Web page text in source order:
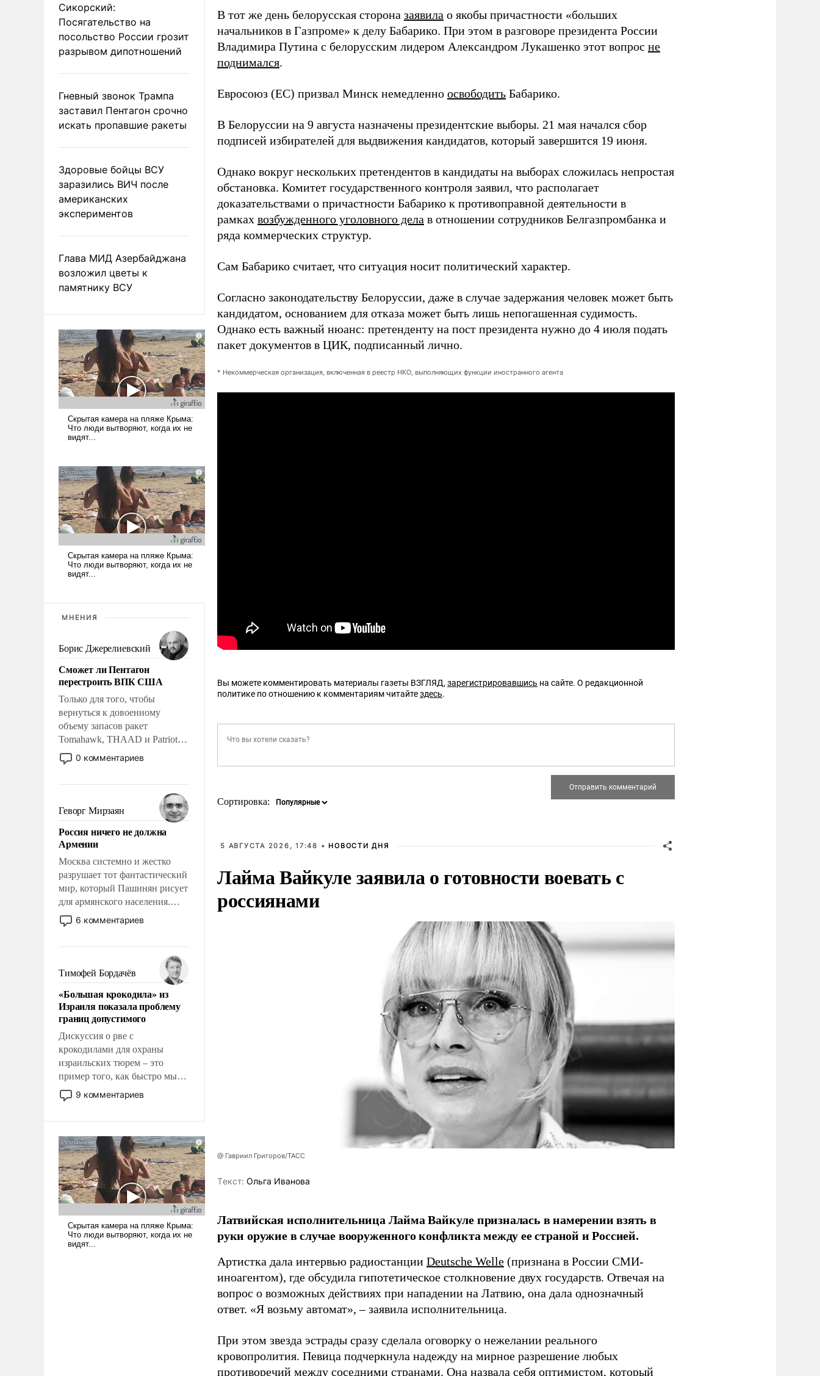
Сикорский:
Посягательство на
посольство России грозит
разрывом дипотношений
Гневный звонок Трампа
заставил Пентагон срочно
искать пропавшие ракеты
Здоровые бойцы ВСУ
заразились ВИЧ после
американских
экспериментов
Глава МИД Азербайджана
возложил цветы к
памятнику ВСУ
МНЕНИЯ
Борис Джерелиевский
Сможет ли Пентагон
перестроить ВПК США
Только для того, чтобы
вернуться к довоенному
объему запасов ракет
Tomahawk, THAAD и Patriot
США потребуется более трех
лет. Даже небольшая война с
Сложившаяся ситуация
означает многолетний период
уязвимости США, например,
перед Китаем.
0 комментариев
Геворг Мирзаян
Россия ничего не должна
Армении
Москва системно и жестко
разрушает тот фантастический
мир, который Пашинян рисует
для армянского населения.
Мир, где этому населению все
должны просто по
политические прожекты будут
беспрекословно оплачиваться
за счет российских
налогоплательщиков и где за
свои поступки не нужно
отвечать.
6 комментариев
Тимофей Бордачёв
«Большая крокодила» из
Израиля показала проблему
границ допустимого
Дискуссия о рве с
крокодилами для охраны
израильских тюрем – это
пример того, как быстро мы
двигаемся по пути
революционных изменений.
псевдонаучной фантастики,
стало всерьез обсуждаемой
идеей.
9 комментариев
В тот же день белорусская сторона заявила о якобы причастности «больших
начальников в Газпроме» к делу Бабарико. При этом в разговоре президента России
Владимира Путина с белорусским лидером Александром Лукашенко этот вопрос не
поднимался.
Евросоюз (ЕС) призвал Минск немедленно освободить Бабарико.
В Белоруссии на 9 августа назначены президентские выборы. 21 мая начался сбор
подписей избирателей для выдвижения кандидатов, который завершится 19 июня.
Однако вокруг нескольких претендентов в кандидаты на выборах сложилась непростая
обстановка. Комитет государственного контроля заявил, что располагает
доказательствами о причастности Бабарико к противоправной деятельности в
рамках возбужденного уголовного дела в отношении сотрудников Белгазпромбанка и
ряда коммерческих структур.
Сам Бабарико считает, что ситуация носит политический характер.
Согласно законодательству Белоруссии, даже в случае задержания человек может быть
кандидатом, основанием для отказа может быть лишь непогашенная судимость.
Однако есть важный нюанс: претенденту на пост президента нужно до 4 июля подать
пакет документов в ЦИК, подписанный лично.
* Некоммерческая организация, включенная в реестр НКО, выполняющих функции иностранного агента
Вы можете комментировать материалы газеты ВЗГЛЯД, зарегистрировавшись на сайте. О редакционной
политике по отношению к комментариям читайтездесь.
Сортировка:
5 АВГУСТА 2026, 17:48 • НОВОСТИ ДНЯ
Лайма Вайкуле заявила о готовности воевать с
россиянами
@ Гавриил Григоров/ТАСС
Tекст: Ольга Иванова
Латвийская исполнительница Лайма Вайкуле призналась в намерении взять в
руки оружие в случае вооруженного конфликта между ее страной и Россией.
Артистка дала интервью радиостанции Deutsche Welle (признана в России СМИ-
иноагентом), где обсудила гипотетическое столкновение двух государств. Отвечая на
вопрос о возможных действиях при нападении на Латвию, она дала однозначный
ответ. «Я возьму автомат», – заявила исполнительница.
При этом звезда эстрады сразу сделала оговорку о нежелании реального
кровопролития. Певица подчеркнула надежду на мирное разрешение любых
противоречий между соседними странами. Она назвала себя оптимистом, который